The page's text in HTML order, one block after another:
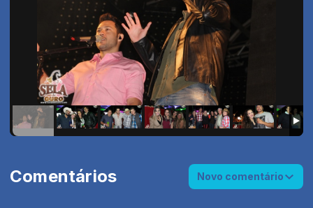
Comentários Novo comentário